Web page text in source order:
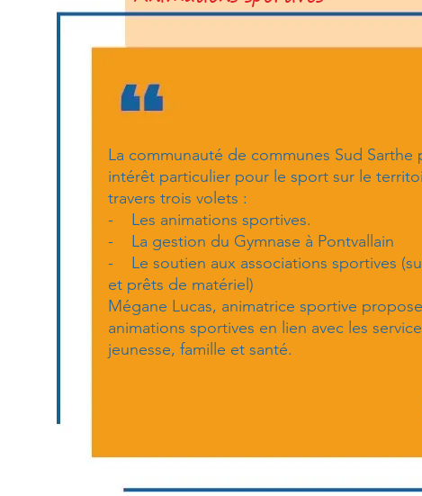
La communauté de communes Sud Sarthe
intérêt particulier pour le sport sur le
travers trois volets :
- Les animations sportives.
- La gestion du Gymnase à Pontvallain
- Le soutien aux associations sportives
et prêts de matériel)
Mégane Lucas, animatrice sportive
animations sportives en lien avec les
jeunesse, famille et santé.